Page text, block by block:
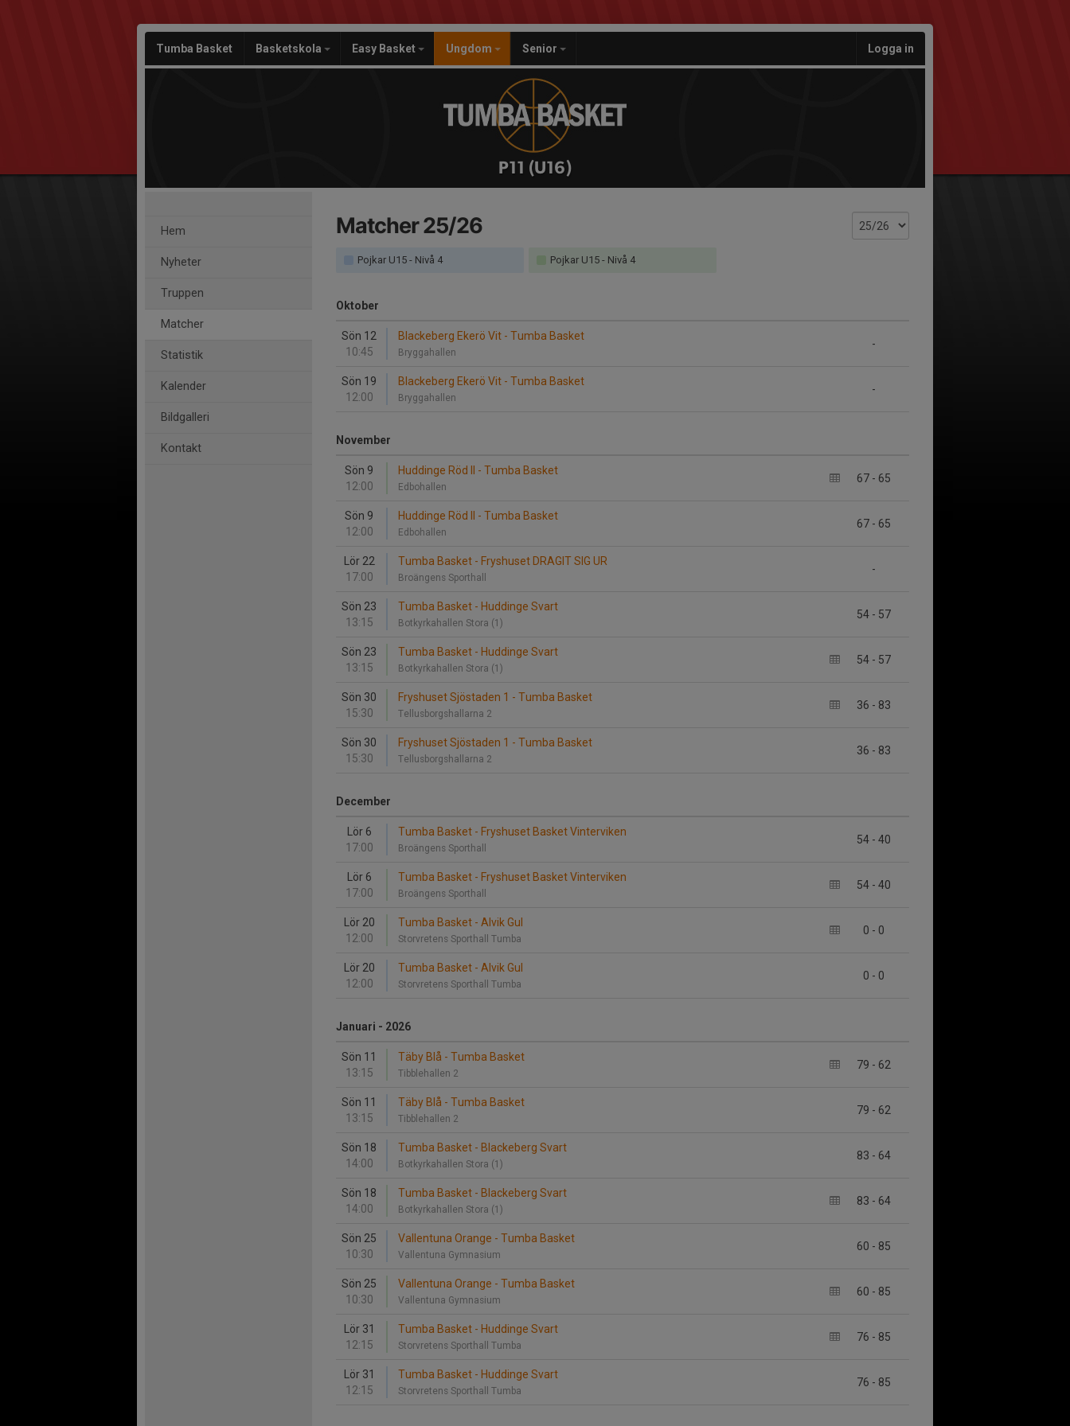
Tumba Basket Basketskola Easy Basket Ungdom Senior Logga in
P11 (U16)
Hem
Nyheter
Truppen
Matcher
Statistik
Kalender
Bildgalleri
Kontakt
Matcher 25/26
Pojkar U15 - Nivå 4 Pojkar U15 - Nivå 4
Oktober
Sön 12
10:45
-
Blackeberg Ekerö Vit - Tumba Basket
Bryggahallen
Sön 19
12:00
-
Blackeberg Ekerö Vit - Tumba Basket
Bryggahallen
November
Sön 9
12:00
67 - 65
Huddinge Röd II - Tumba Basket
Edbohallen
Sön 9
12:00
67 - 65
Huddinge Röd II - Tumba Basket
Edbohallen
Lör 22
17:00
-
Tumba Basket - Fryshuset DRAGIT SIG UR
Broängens Sporthall
Sön 23
13:15
54 - 57
Tumba Basket - Huddinge Svart
Botkyrkahallen Stora (1)
Sön 23
13:15
54 - 57
Tumba Basket - Huddinge Svart
Botkyrkahallen Stora (1)
Sön 30
15:30
36 - 83
Fryshuset Sjöstaden 1 - Tumba Basket
Tellusborgshallarna 2
Sön 30
15:30
36 - 83
Fryshuset Sjöstaden 1 - Tumba Basket
Tellusborgshallarna 2
December
Lör 6
17:00
54 - 40
Tumba Basket - Fryshuset Basket Vinterviken
Broängens Sporthall
Lör 6
17:00
54 - 40
Tumba Basket - Fryshuset Basket Vinterviken
Broängens Sporthall
Lör 20
12:00
0 - 0
Tumba Basket - Alvik Gul
Storvretens Sporthall Tumba
Lör 20
12:00
0 - 0
Tumba Basket - Alvik Gul
Storvretens Sporthall Tumba
Januari - 2026
Sön 11
13:15
79 - 62
Täby Blå - Tumba Basket
Tibblehallen 2
Sön 11
13:15
79 - 62
Täby Blå - Tumba Basket
Tibblehallen 2
Sön 18
14:00
83 - 64
Tumba Basket - Blackeberg Svart
Botkyrkahallen Stora (1)
Sön 18
14:00
83 - 64
Tumba Basket - Blackeberg Svart
Botkyrkahallen Stora (1)
Sön 25
10:30
60 - 85
Vallentuna Orange - Tumba Basket
Vallentuna Gymnasium
Sön 25
10:30
60 - 85
Vallentuna Orange - Tumba Basket
Vallentuna Gymnasium
Lör 31
12:15
76 - 85
Tumba Basket - Huddinge Svart
Storvretens Sporthall Tumba
Lör 31
12:15
76 - 85
Tumba Basket - Huddinge Svart
Storvretens Sporthall Tumba